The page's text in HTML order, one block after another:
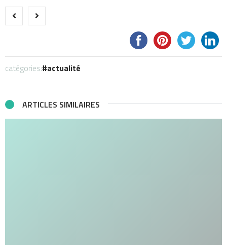
catégories: actualité
ARTICLES SIMILAIRES